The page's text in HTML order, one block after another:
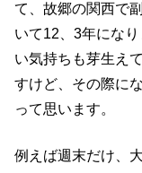
て、故郷の関西で
いて12 3年にな
い気持ちも芽生え
すけど、その際に
って思います。
例えば週末だけ、